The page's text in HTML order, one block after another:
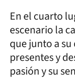
En el cuarto
escenario la
que junto a
presentes y
pasión y su